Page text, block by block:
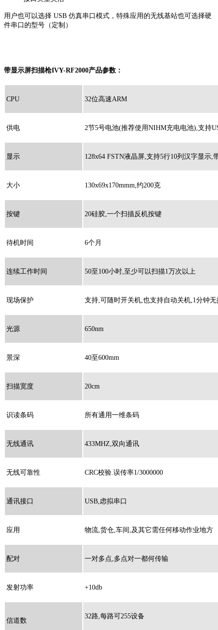
用户也可以选择 USB 仿真串口模式，特殊应用的无线基站也可选择硬
件串口的型号（定制）
带显示屏扫描枪IVY-RF2000产品参数：
CPU 32位高速ARM
供电 2节5号电池(推荐使用NIHM充电电池),支持
显示 128x64 FSTN液晶屏,支持5行10列汉字显示,
大小 130x69x170mmm,约200克
按键 20硅胶,一个扫描反机按键
待机时间 6个月
连续工作时间 50至100小时,至少可以扫描1万次以上
现场保护 支持,可随时开关机,也支持自动关机,1分钟
光源 650nm
景深 40至600mm
扫描宽度 20cm
识读条码 所有通用一维条码
无线通讯 433MHZ,双向通讯
无线可靠性 CRC校验.误传率1/3000000
通讯接口 USB,虑拟串口
应用 物流,货仓,车间,及其它需任何移动作业地方
配对 一对多点,多点对一都何传输
发射功率 +10db
信道数
32路,每路可255设备